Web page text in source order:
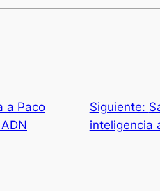
a Paco
Siguiente:
inteligencia